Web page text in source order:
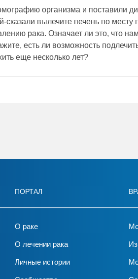
организма и поставили
сказали вылечите печень по месту
рака. Означает ли это, что
есть ли возможность
еще несколько лет?
ПОРТАЛ
О раке
О лечении рака
Личные истории